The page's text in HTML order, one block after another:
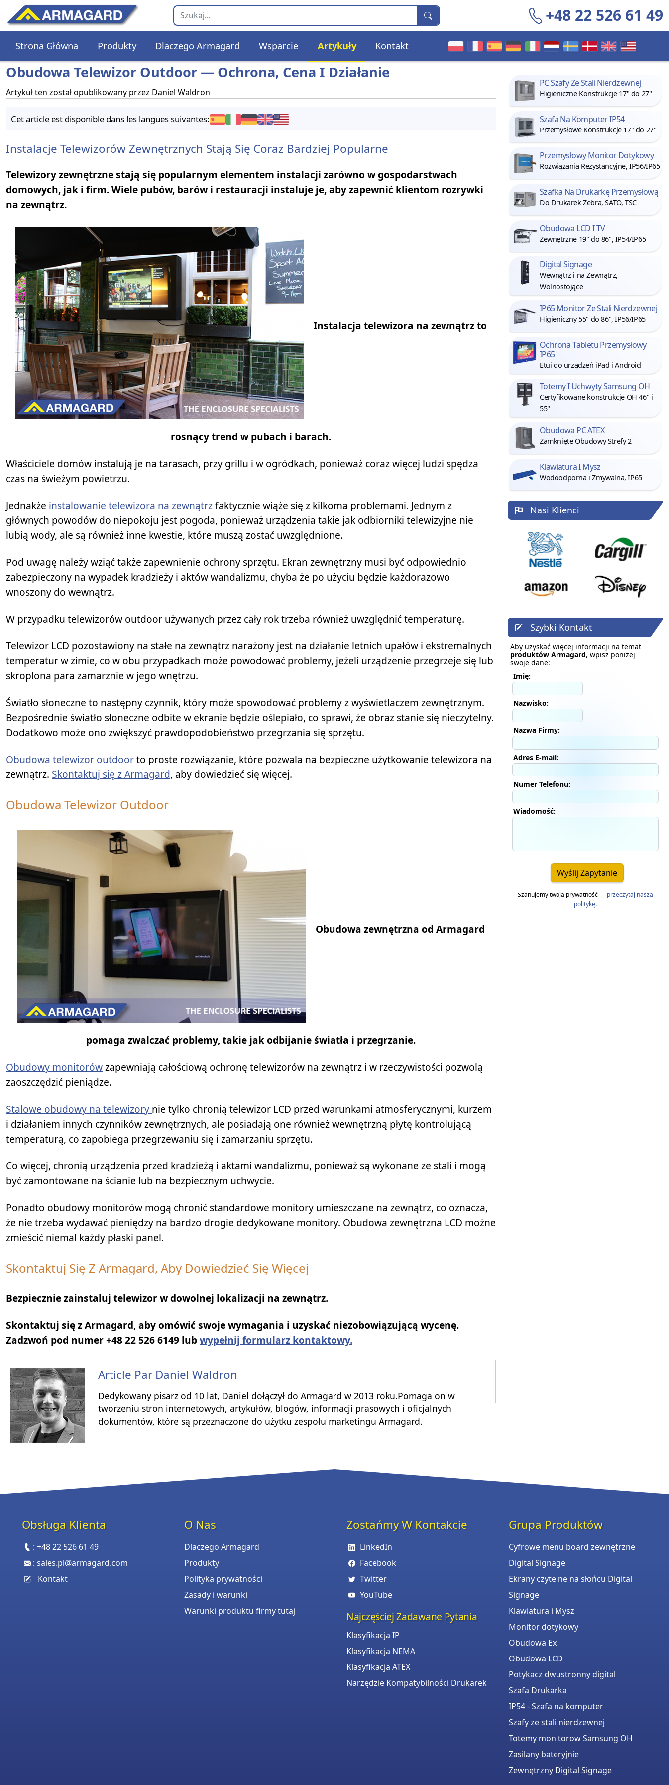
+48 22 526 61 49
Strona Główna Produkty Dlaczego Armagard Wsparcie Artykuły Kontakt
Obudowa Telewizor Outdoor — Ochrona, Cena I Działanie
Artykuł ten został opublikowany przez Daniel Waldron
Cet article est disponible dans les langues suivantes:
Instalacje Telewizorów Zewnętrznych Stają Się Coraz Bardziej Popularne
Telewizory zewnętrzne stają się popularnym elementem instalacji zarówno w gospodarstwach
domowych, jak i firm. Wiele pubów, barów i restauracji instaluje je, aby zapewnić klientom rozrywki
na zewnątrz.
Instalacja telewizora na zewnątrz to
rosnący trend w pubach i barach.
Właściciele domów instalują je na tarasach, przy grillu i w ogródkach, ponieważ coraz więcej ludzi spędza
czas na świeżym powietrzu.
Jednakże instalowanie telewizora na zewnątrzfaktycznie wiąże się z kilkoma problemami. Jednym z
głównych powodów do niepokoju jest pogoda, ponieważ urządzenia takie jak odbiorniki telewizyjne nie
lubią wody, ale są również inne kwestie, które muszą zostać uwzględnione.
Pod uwagę należy wziąć także zapewnienie ochrony sprzętu. Ekran zewnętrzny musi być odpowiednio
zabezpieczony na wypadek kradzieży i aktów wandalizmu, chyba że po użyciu będzie każdorazowo
wnoszony do wewnątrz.
W przypadku telewizorów outdoor używanych przez cały rok trzeba również uwzględnić temperaturę.
Telewizor LCD pozostawiony na stałe na zewnątrz narażony jest na działanie letnich upałów i ekstremalnych
temperatur w zimie, co w obu przypadkach może powodować problemy, jeżeli urządzenie przegrzeje się lub
skroplona para zamarznie w jego wnętrzu.
Światło słoneczne to następny czynnik, który może spowodować problemy z wyświetlaczem zewnętrznym.
Bezpośrednie światło słoneczne odbite w ekranie będzie oślepiało, co sprawi, że obraz stanie się nieczytelny.
Dodatkowo może ono zwiększyć prawdopodobieństwo przegrzania się sprzętu.
Obudowa telewizor outdoorto proste rozwiązanie, które pozwala na bezpieczne użytkowanie telewizora na
zewnątrz. Skontaktuj się z Armagard, aby dowiedzieć się więcej.
Obudowa Telewizor Outdoor
Obudowa zewnętrzna od Armagard
pomaga zwalczać problemy, takie jak odbijanie światła i przegrzanie.
Obudowy monitorówzapewniają całościową ochronę telewizorów na zewnątrz i w rzeczywistości pozwolą
zaoszczędzić pieniądze.
Stalowe obudowy na telewizory nie tylko chronią telewizor LCD przed warunkami atmosferycznymi, kurzem
i działaniem innych czynników zewnętrznych, ale posiadają one również wewnętrzną płytę kontrolującą
temperaturą, co zapobiega przegrzewaniu się i zamarzaniu sprzętu.
Co więcej, chronią urządzenia przed kradzieżą i aktami wandalizmu, ponieważ są wykonane ze stali i mogą
być zamontowane na ścianie lub na bezpiecznym uchwycie.
Ponadto obudowy monitorów mogą chronić standardowe monitory umieszczane na zewnątrz, co oznacza,
że nie trzeba wydawać pieniędzy na bardzo drogie dedykowane monitory. Obudowa zewnętrzna LCD możne
zmieścić niemal każdy płaski panel.
Skontaktuj Się Z Armagard, Aby Dowiedzieć Się Więcej
Bezpiecznie zainstaluj telewizor w dowolnej lokalizacji na zewnątrz.
Skontaktuj się z Armagard, aby omówić swoje wymagania i uzyskać niezobowiązującą wycenę.
Zadzwoń pod numer +48 22 526 6149 lubwypełnij formularz kontaktowy.
Article Par Daniel Waldron
Dedykowany pisarz od 10 lat, Daniel dołączył do Armagard w 2013 roku.Pomaga on w
tworzeniu stron internetowych, artykułów, blogów, informacji prasowych i oficjalnych
dokumentów, które są przeznaczone do użytku zespołu marketingu Armagard.
PC Szafy Ze Stali Nierdzewnej
Higieniczne Konstrukcje 17" do 27"
Szafa Na Komputer IP54
Przemysłowe Konstrukcje 17" do 27"
Przemysłowy Monitor Dotykowy
Rozwiązania Rezystancyjne, IP56/IP65
Szafka Na Drukarkę Przemysłową
Do Drukarek Zebra, SATO, TSC
Obudowa LCD I TV
Zewnętrzne 19" do 86", IP54/IP65
Digital Signage
Wewnątrz i na Zewnątrz,
Wolnostojące
IP65 Monitor Ze Stali Nierdzewnej
Higieniczny 55" do 86", IP56/IP65
Ochrona Tabletu Przemysłowy
IP65
Etui do urządzeń iPad i Android
Totemy I Uchwyty Samsung OH
Certyfikowane konstrukcje OH 46" i
55"
Obudowa PC ATEX
Zamknięte Obudowy Strefy 2
Klawiatura I Mysz
Wodoodporna i Zmywalna, IP65
Nasi Klienci
Szybki Kontakt
Aby uzyskać więcej informacji na temat
produktów Armagard, wpisz poniżej
swoje dane:
Imię:
Nazwisko:
Nazwa Firmy:
Adres E-mail:
Numer Telefonu:
Wiadomość:
Wyślij Zapytanie
Szanujemy twoją prywatność — przeczytaj naszą
politykę.
Obsługa Klienta
:+48 22 526 61 49
:sales.pl@armagard.com
Kontakt
O Nas
Dlaczego Armagard
Produkty
Polityka prywatności
Zasady i warunki
Warunki produktu firmy tutaj
Zostańmy W Kontakcie
LinkedIn
Facebook
Twitter
YouTube
Najczęściej Zadawane Pytania
Klasyfikacja IP
Klasyfikacja NEMA
Klasyfikacja ATEX
Narzędzie Kompatybilności Drukarek
Grupa Produktów
Cyfrowe menu board zewnętrzne
Digital Signage
Ekrany czytelne na słońcu Digital
Signage
Klawiatura i Mysz
Monitor dotykowy
Obudowa Ex
Obudowa LCD
Potykacz dwustronny digital
Szafa Drukarka
IP54 - Szafa na komputer
Szafy ze stali nierdzewnej
Totemy monitorow Samsung OH
Zasilany bateryjnie
Zewnętrzny Digital Signage